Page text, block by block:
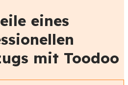
eines
mit Toodoo